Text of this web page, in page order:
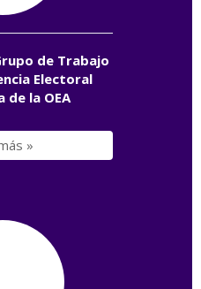
de Trabajo
Electoral
de la OEA
»